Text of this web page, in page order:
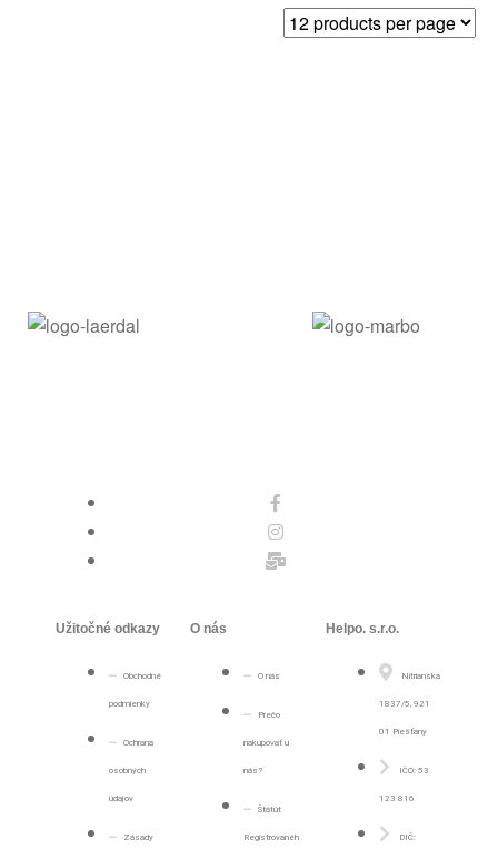
Užitočné odkazy
Obchodné
podmienky
Ochrana
osobných
údajov
Zásady
O nás
O nás
Prečo
nakupovať u
nás?
Štátút
Registrovanéh
Helpo. s.r.o.
Nitrianska
1837/5, 921
01 Piešťany
IČO: 53
123 816
DIČ: